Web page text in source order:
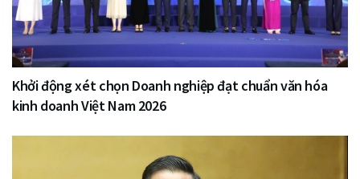
Khởi động xét chọn Doanh nghiệp đạt chuẩn văn hóa
kinh doanh Việt Nam 2026